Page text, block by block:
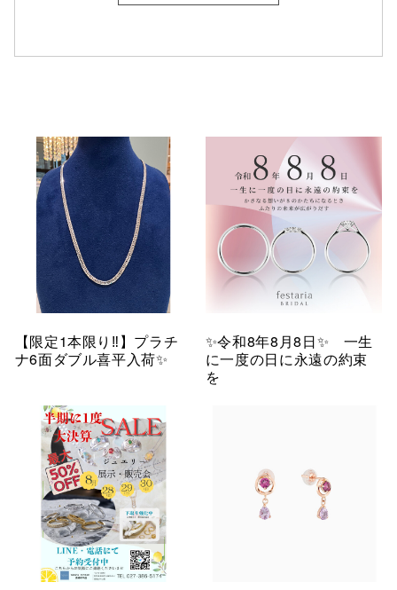
【限定1本限り‼︎】プラチ
ナ6面ダブル喜平入荷✨
✨令和8年8月8日✨ 一生
に一度の日に永遠の約束
を